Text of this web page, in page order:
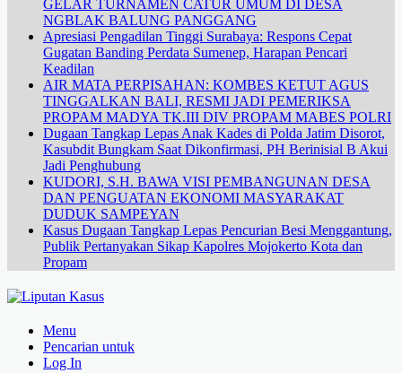
GELAR TURNAMEN CATUR UMUM DI DESA
NGBLAK BALUNG PANGGANG
Apresiasi Pengadilan Tinggi Surabaya: Respons Cepat
Gugatan Banding Perdata Sumenep, Harapan Pencari
Keadilan
AIR MATA PERPISAHAN: KOMBES KETUT AGUS
TINGGALKAN BALI, RESMI JADI PEMERIKSA
PROPAM MADYA TK.III DIV PROPAM MABES POLRI
Dugaan Tangkap Lepas Anak Kades di Polda Jatim Disorot,
Kasubdit Bungkam Saat Dikonfirmasi, PH Berinisial B Akui
Jadi Penghubung
KUDORI, S.H. BAWA VISI PEMBANGUNAN DESA
DAN PENGUATAN EKONOMI MASYARAKAT
DUDUK SAMPEYAN
Kasus Dugaan Tangkap Lepas Pencurian Besi Menggantung,
Publik Pertanyakan Sikap Kapolres Mojokerto Kota dan
Propam
Menu
Pencarian untuk
Log In